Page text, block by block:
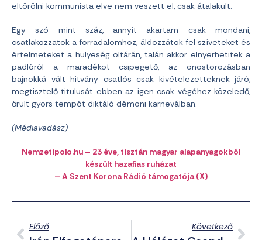
eltörölni kommunista elve nem veszett el, csak átalakult.
Egy szó mint száz, annyit akartam csak mondani,
csatlakozzatok a forradalomhoz, áldozzátok fel szíveteket és
értelmeteket a hülyeség oltárán, talán akkor elnyerhetitek a
padlóról a maradékot csipegető, az önostorozásban
bajnokká vált hitvány csatlós csak kivételezetteknek járó,
megtisztelő titulusát ebben az igen csak végéhez közeledő,
őrült gyors tempót diktáló démoni karneválban.
(Médiavadász)
Nemzetipolo.hu – 23 éve, tisztán magyar alapanyagokból
készült hazafias ruházat
– A Szent Korona Rádió támogatója (X)
Előző Következő